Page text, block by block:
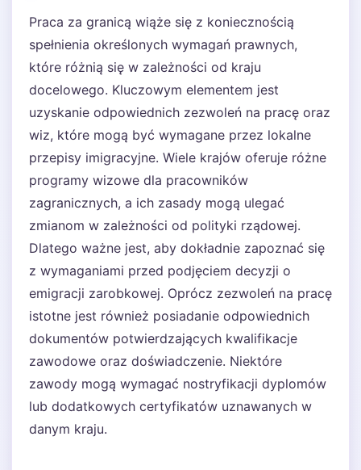
Praca za granicą wiąże się z koniecznością
spełnienia określonych wymagań prawnych,
które różnią się w zależności od kraju
docelowego. Kluczowym elementem jest
uzyskanie odpowiednich zezwoleń na pracę oraz
wiz, które mogą być wymagane przez lokalne
przepisy imigracyjne. Wiele krajów oferuje różne
programy wizowe dla pracowników
zagranicznych, a ich zasady mogą ulegać
zmianom w zależności od polityki rządowej.
Dlatego ważne jest, aby dokładnie zapoznać się
z wymaganiami przed podjęciem decyzji o
emigracji zarobkowej. Oprócz zezwoleń na pracę
istotne jest również posiadanie odpowiednich
dokumentów potwierdzających kwalifikacje
zawodowe oraz doświadczenie. Niektóre
zawody mogą wymagać nostryfikacji dyplomów
lub dodatkowych certyfikatów uznawanych w
danym kraju.